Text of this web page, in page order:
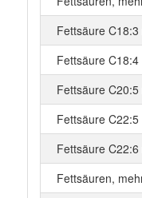
Fettsäure
Fettsäure
Fettsäure
Fettsäure
Fettsäure
Fettsäuren,